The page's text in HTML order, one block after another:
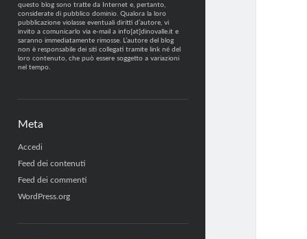
questo blog sono tratte da Internet e, pertanto,
considerate di pubblico dominio. Qualora la loro
pubblicazione violasse eventuali diritti d’autore, vi
invito a comunicarlo via e-mail a info[at]dinovalle.it e
saranno immediatamente rimosse. L’autore del blog
non è responsabile dei siti collegati tramite link né del
loro contenuto, che può essere soggetto a variazioni
nel tempo.
Meta
Accedi
Feed dei contenuti
Feed dei commenti
WordPress.org